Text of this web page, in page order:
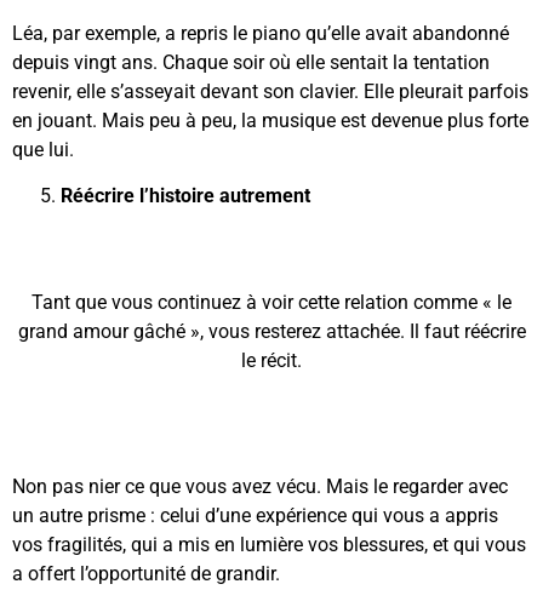
Léa, par exemple, a repris le piano qu’elle avait abandonné
depuis vingt ans. Chaque soir où elle sentait la tentation
revenir, elle s’asseyait devant son clavier. Elle pleurait parfois
en jouant. Mais peu à peu, la musique est devenue plus forte
que lui.
Réécrire l’histoire autrement
Tant que vous continuez à voir cette relation comme « le
grand amour gâché », vous resterez attachée. Il faut réécrire
le récit.
Non pas nier ce que vous avez vécu. Mais le regarder avec
un autre prisme : celui d’une expérience qui vous a appris
vos fragilités, qui a mis en lumière vos blessures, et qui vous
a offert l’opportunité de grandir.